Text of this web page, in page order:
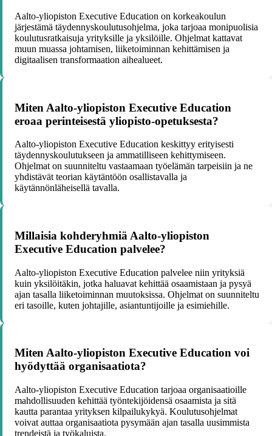
Aalto-yliopiston Executive Education on korkeakoulun
järjestämä täydennyskoulutusohjelma, joka tarjoaa monipuolisia
koulutusratkaisuja yrityksille ja yksilöille. Ohjelmat kattavat
muun muassa johtamisen, liiketoiminnan kehittämisen ja
digitaalisen transformaation aihealueet.
Miten Aalto-yliopiston Executive Education
eroaa perinteisestä yliopisto-opetuksesta?
Aalto-yliopiston Executive Education keskittyy erityisesti
täydennyskoulutukseen ja ammatilliseen kehittymiseen.
Ohjelmat on suunniteltu vastaamaan työelämän tarpeisiin ja ne
yhdistävät teorian käytäntöön osallistavalla ja
käytännönläheisellä tavalla.
Millaisia kohderyhmiä Aalto-yliopiston
Executive Education palvelee?
Aalto-yliopiston Executive Education palvelee niin yrityksiä
kuin yksilöitäkin, jotka haluavat kehittää osaamistaan ja pysyä
ajan tasalla liiketoiminnan muutoksissa. Ohjelmat on suunniteltu
eri tasoille, kuten johtajille, asiantuntijoille ja esimiehille.
Miten Aalto-yliopiston Executive Education voi
hyödyttää organisaatiota?
Aalto-yliopiston Executive Education tarjoaa organisaatioille
mahdollisuuden kehittää työntekijöidensä osaamista ja sitä
kautta parantaa yrityksen kilpailukykyä. Koulutusohjelmat
voivat auttaa organisaatiota pysymään ajan tasalla uusimmista
trendeistä ja työkaluista.